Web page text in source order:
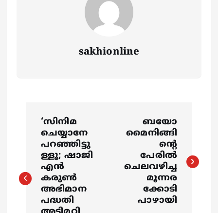
sakhionline
t
‘സിനിമ
ചെയ്യാനേ
പറഞ്ഞിട്ടു
ള്ളൂ; ഷാജി
എൻ
കരുണ്‍
അഭിമാന
പദ്ധതി
ബയോ
മൈനിങ്ങി
ന്‍റെ
പേരിൽ
ചെലവഴിച്ച
മൂന്നര
ക്കോടി
പാഴായി